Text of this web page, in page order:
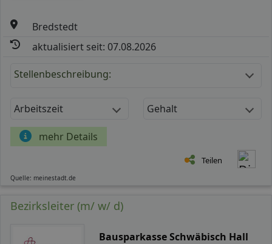
Bredstedt
aktualisiert seit: 07.08.2026
Stellenbeschreibung:
Arbeitszeit Gehalt
mehr Details
Teilen
Quelle: meinestadt.de
Bezirksleiter (m/ w/ d)
Bausparkasse Schwäbisch Hall